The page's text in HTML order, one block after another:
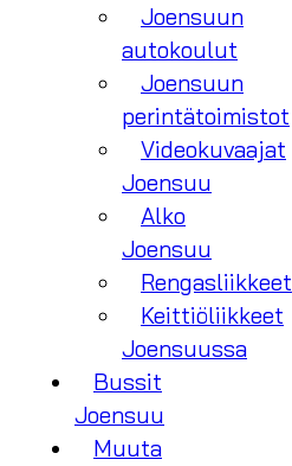
Joensuun
autokoulut
Joensuun
perintätoimistot
Videokuvaajat
Joensuu
Alko
Joensuu
Rengasliikkeet
Keittiöliikkeet
Joensuussa
Bussit
Joensuu
Muuta